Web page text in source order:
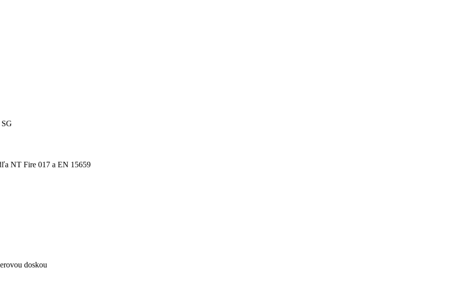
NT Fire 017 a EN 15659
doskou